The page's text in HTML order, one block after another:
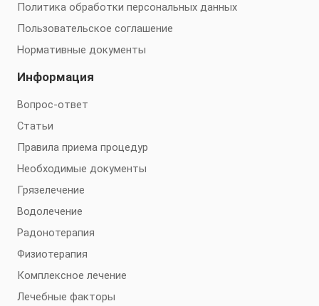
Политика обработки персональных данных
Пользовательское соглашение
Нормативные документы
Информация
Вопрос-ответ
Статьи
Правила приема процедур
Необходимые документы
Грязелечение
Водолечение
Радонотерапия
Физиотерапия
Комплексное лечение
Лечебные факторы